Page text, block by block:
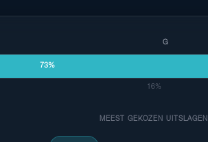
G
73%
16%
MEEST GEKOZEN UITSLAGEN